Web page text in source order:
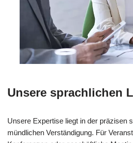
Unsere sprachlichen
Unsere Expertise liegt in der präzisen
mündlichen Verständigung. Für